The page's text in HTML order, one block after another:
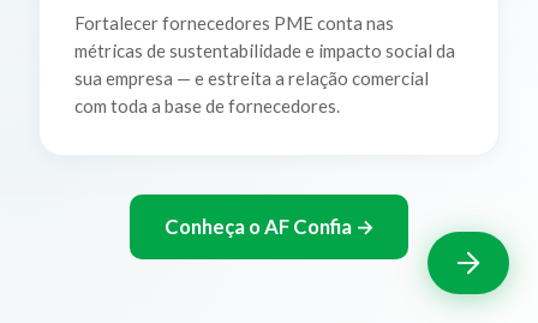
Fortalecer fornecedores PME conta nas
métricas de sustentabilidade e impacto social da
sua empresa — e estreita a relação comercial
com toda a base de fornecedores.
Conheça o AF Confia →